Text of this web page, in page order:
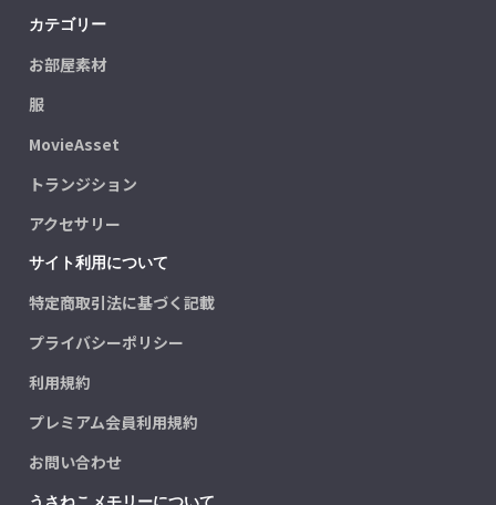
カテゴリー
お部屋素材
服
MovieAsset
トランジション
アクセサリー
サイト利用について
特定商取引法に基づく記載
プライバシーポリシー
利用規約
プレミアム会員利用規約
お問い合わせ